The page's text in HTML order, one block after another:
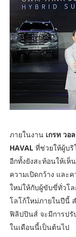
ภายในงาน เกรท วอ
HAVAL ที่ช่วยให้ผู้บริ
อีกทั้งยังสะท้อนให้เห็
ความเปิดกว้าง และ
ใหม่ให้กับผู้ขับขี่ทั่วโ
โลโก้ใหม่ภายในปีนี้
ฟิลิปปินส์ จะมีการปรั
ในเดือนนี้เป็นต้นไป